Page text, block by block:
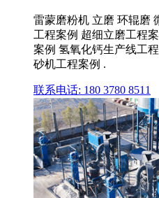
雷蒙磨粉机 立磨 环辊磨
工程案例 超细立磨工程
案例 氢氧化钙生产线工
砂机工程案例 .
联系电话: 180 3780 8511